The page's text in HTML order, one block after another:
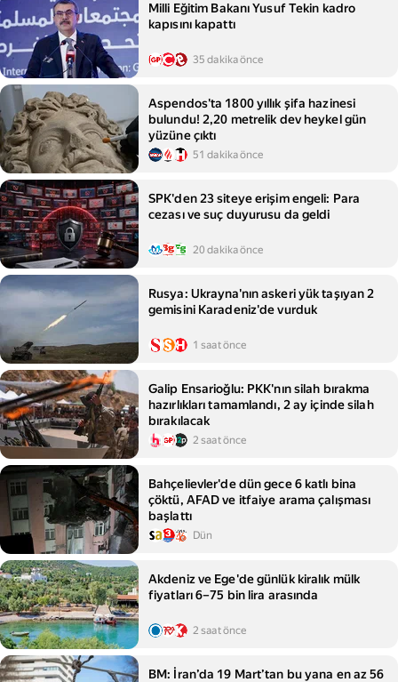
Milli Eğitim Bakanı Yusuf Tekin kadro
kapısını kapattı
35 dakika önce
Aspendos'ta 1800 yıllık şifa hazinesi
bulundu! 2,20 metrelik dev heykel gün
yüzüne çıktı
51 dakika önce
SPK'den 23 siteye erişim engeli: Para
cezası ve suç duyurusu da geldi
20 dakika önce
Rusya: Ukrayna'nın askeri yük taşıyan 2
gemisini Karadeniz'de vurduk
1 saat önce
Galip Ensarioğlu: PKK'nın silah bırakma
hazırlıkları tamamlandı, 2 ay içinde silah
bırakılacak
2 saat önce
Bahçelievler'de dün gece 6 katlı bina
çöktü, AFAD ve itfaiye arama çalışması
başlattı
Dün
Akdeniz ve Ege'de günlük kiralık mülk
fiyatları 6–75 bin lira arasında
2 saat önce
BM: İran’da 19 Mart’tan bu yana en az 56